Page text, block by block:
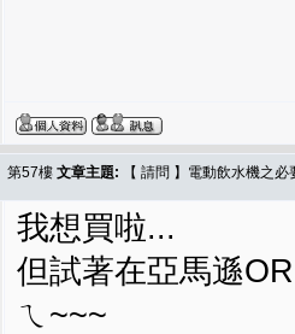
第57樓 文章主題: 【 請問 】電動飲水機之
我想買啦...
但試著在亞馬遜
ㄟ~~~